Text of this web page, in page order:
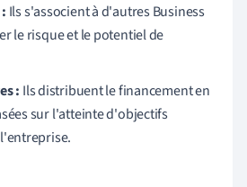
Ils s'associent à d'autres Business
le risque et le potentiel de
: Ils distribuent le financement en
sur l'atteinte d'objectifs